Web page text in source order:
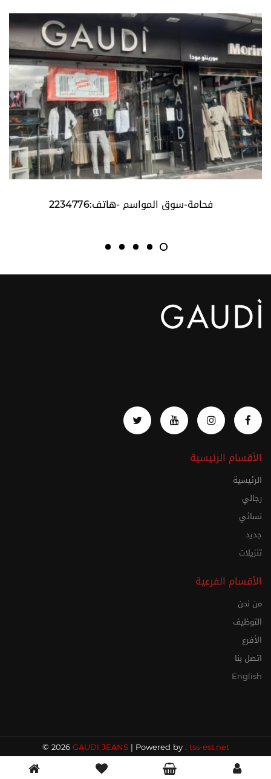
فحامة-سوق المواسم -هاتف:2234776
الأقسام الرئيسية
الرئيسية
رجالي
نسائي
جديد
تنزيلات
الأقسام الفرعية
من نحن
التوظيف
الأفرع
اتصل بنا
English
© 2026GAUDI JEANS | Powered by : tss-est.net